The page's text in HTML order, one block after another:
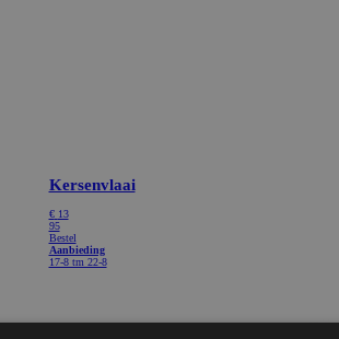
Kersenvlaai
€ 13
95
Bestel
Aanbieding
17-8 tm 22-8